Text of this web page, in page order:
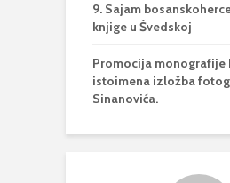
9. Sajam
knjige u Švedskoj
Promocija monografije
istoimena izložba
Sinanovića.